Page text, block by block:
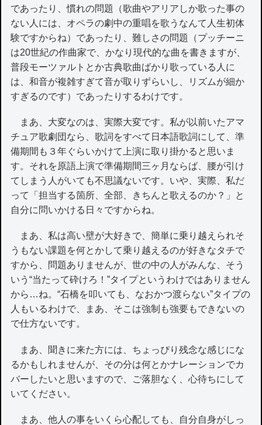
であったり、慣れの問題（歌曲やアリアしか歌った事の
ない人には、オペラの劇中の重唱を歌うなんて人生初体
験ですからね）であったり、難しさの問題（プッチーニ
は20世紀の作曲家で、かなり現代的な曲を書きますが、
普段モーツァルトとか古典歌曲ばかり歌っている人に
は、和音が複雑すぎて音が取りずらいし、リズムが細か
すぎるのです）であったりするわけです。
まあ、大変なのは、実際大変です。私が以前いたアマ
チュア歌劇団なら、歌詞をすべて日本語歌詞にして、準
備期間も３年ぐらいかけて上演に取り掛かると思いま
す。それを原語上演で準備期間三ヶ月ならば、腰が引け
てしまう人がいても不思議ないです。いや、実際、私だ
って「担当する箇所、全部、きちんと歌えるのか？」と
自分に問いかける日々ですからね。
まあ、私は高い壁が大好きで、簡単に乗り越えられそ
うもない課題を何とかして乗り越えるのが好きなタチで
すから、問題ありませんが、世の中の人がみんな、そう
いう“当たって砕けろ！”タイプというわけではありません
から…ね。“石橋を叩いても、なおかつ渡らない”タイプの
人もいるわけで、まあ、そこは強制も強要もできないの
で仕方ないです。
まあ、聞きに来た方には、ちょっぴり残念な感じにな
るかもしれませんが、その分は何とかナレーションでカ
バーしたいと思いますので、ご落胆なく、心待ちにして
いてください。
まあ、他人の事をいくら心配しても、自分自身がしっ